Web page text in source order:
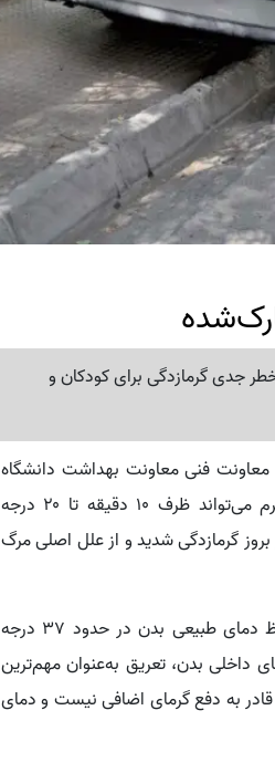
جدی گرمازدگی برای کودکان و
۱۲ خرداد در نشست معاونت فنی معاونت بهداشت دانشگاه
در هوای گرم می‌تواند ظرف ۱۰ دقیقه تا ۲۰ درجه
گرمازدگی شدید و از علل اصلی مرگ
افزود: هر عاملی که مانع حفظ دمای طبیعی بدن در حدود ۳۷ درجه
داخلی بدن، تعریق به‌عنوان مهم‌ترین
قادر به دفع گرمای اضافی نیست و دمای